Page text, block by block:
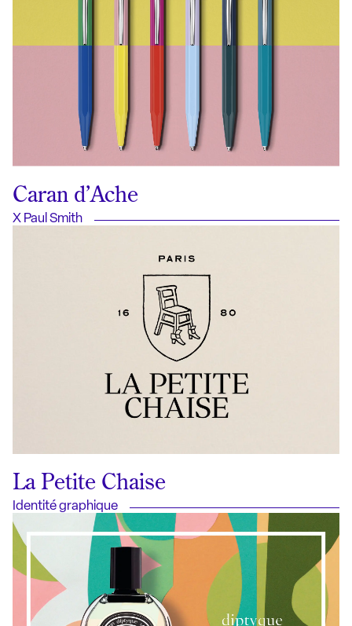
Caran d’Ache
X Paul Smith
La Petite Chaise
Identité graphique